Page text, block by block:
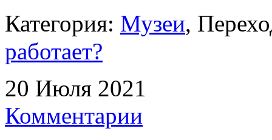
Категория: Музеи,
работает?
20 Июля 2021
Комментарии